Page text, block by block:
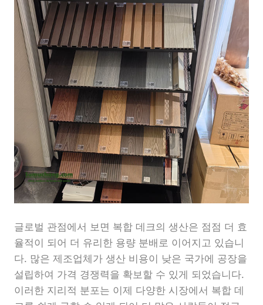
글로벌 관점에서 보면 복합 데크의 생산은 점점 더 효
율적이 되어 더 유리한 용량 분배로 이어지고 있습니
다. 많은 제조업체가 생산 비용이 낮은 국가에 공장을
설립하여 가격 경쟁력을 확보할 수 있게 되었습니다.
이러한 지리적 분포는 이제 다양한 시장에서 복합 데